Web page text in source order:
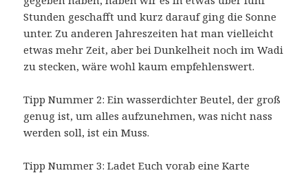
Stunden geschafft und kurz darauf ging die Sonne
unter. Zu anderen Jahreszeiten hat man vielleicht
etwas mehr Zeit, aber bei Dunkelheit noch im Wadi
zu stecken, wäre wohl kaum empfehlenswert.
Tipp Nummer 2: Ein wasserdichter Beutel, der groß
genug ist, um alles aufzunehmen, was nicht nass
werden soll, ist ein Muss.
Tipp Nummer 3: Ladet Euch vorab eine Karte